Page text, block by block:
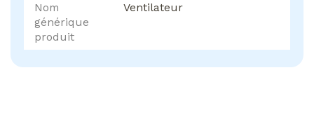
Nom
générique
produit
Ventilateur